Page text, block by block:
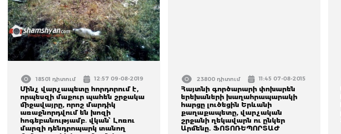
18501 դիտում 12:57 09-08-2019
Մինչ վարչապետը հորդորում է,
որպեսզի մաքուր պահեն շրջակա
միջավայրը, որոշ մարդիկ
առաջնորդվում են խոզի
հոգեբանությամբ․ վկան՝ Լոռու
մարզի դենդրոպարկ տանող
23800 դիտում 11:45 07-08-2015
Հայտնի գործարարի փոխարեն
երեխաների խաղահրապարակի
հարցը լուծեցին Երևանի
քաղաքապետը, վարչական
շրջանի ղեկավարն ու ընկեր
Արմենը. ՖՈՏՈՌԵՊՈՐՏԱԺ